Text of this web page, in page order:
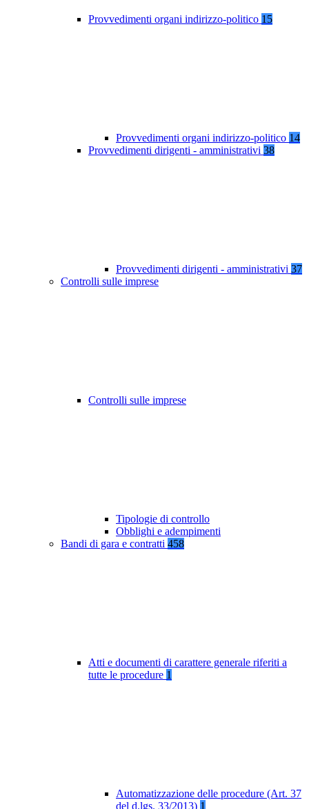
Provvedimenti organi indirizzo-politico 15
Provvedimenti organi indirizzo-politico 14
Provvedimenti dirigenti - amministrativi 38
Provvedimenti dirigenti - amministrativi 37
Controlli sulle imprese
Controlli sulle imprese
Tipologie di controllo
Obblighi e adempimenti
Bandi di gara e contratti 458
Atti e documenti di carattere generale riferiti a
tutte le procedure 1
Automatizzazione delle procedure (Art. 37
del d.lgs. 33/2013) 1